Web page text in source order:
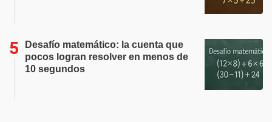
Desafío matemático: la cuenta que
pocos logran resolver en menos de
10 segundos